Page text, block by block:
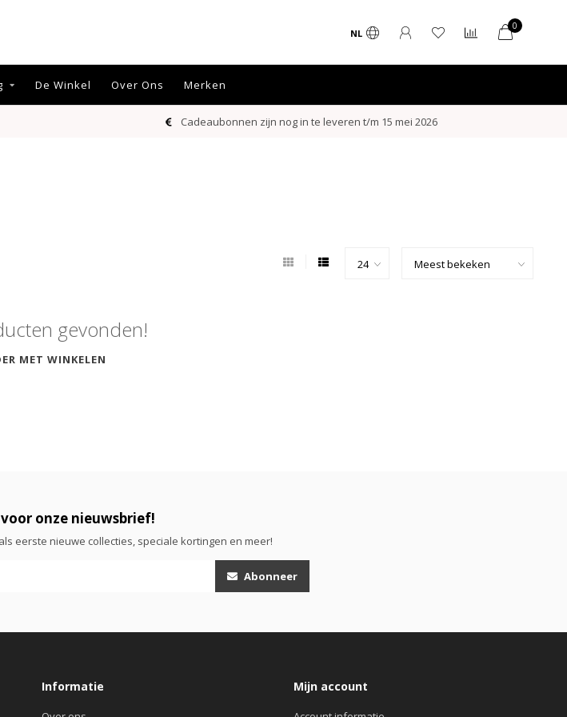
NL
0
De Winkel Over Ons Merken
Cadeaubonnen zijn nog in te leveren t/m 15 mei 2026
gevonden!
MET WINKELEN
onze nieuwsbrief!
eerste nieuwe collecties, speciale kortingen en meer!
Abonneer
Informatie Mijn account